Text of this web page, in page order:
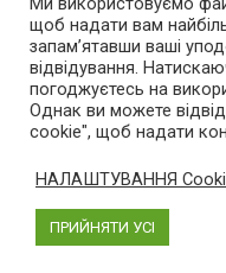
Підпишись на
facebooktwitter instagram
щоб надати вам
запам’ятавши ваші
відвідування.
погоджуєтесь на
Однак ви можете
cookie", щоб надати
НАЛАШТУВАННЯ
ПРИЙНЯТИ УСІ